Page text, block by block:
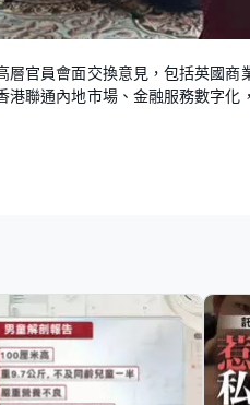
官員會面交換意見，包括英國
聯通內地市場、金融服務數字